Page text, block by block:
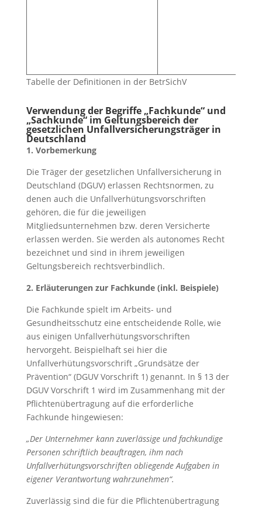
Tabelle der Definitionen in der BetrSichV
Verwendung der Begriffe „Fachkunde“ und
„Sachkunde“ im Geltungsbereich der
gesetzlichen Unfallversicherungsträger in
Deutschland
1. Vorbemerkung
Die Träger der gesetzlichen Unfallversicherung in
Deutschland (DGUV) erlassen Rechtsnormen, zu
denen auch die Unfallverhütungsvorschriften
gehören, die für die jeweiligen
Mitgliedsunternehmen bzw. deren Versicherte
erlassen werden. Sie werden als autonomes Recht
bezeichnet und sind in ihrem jeweiligen
Geltungsbereich rechtsverbindlich.
2. Erläuterungen zur Fachkunde (inkl. Beispiele)
Die Fachkunde spielt im Arbeits- und
Gesundheitsschutz eine entscheidende Rolle, wie
aus einigen Unfallverhütungsvorschriften
hervorgeht. Beispielhaft sei hier die
Unfallverhütungsvorschrift „Grundsätze der
Prävention“ (DGUV Vorschrift 1) genannt. In § 13 der
DGUV Vorschrift 1 wird im Zusammenhang mit der
Pflichtenübertragung auf die erforderliche
Fachkunde hingewiesen:
„Der Unternehmer kann zuverlässige und fachkundige
Personen schriftlich beauftragen, ihm nach
Unfallverhütungsvorschriften obliegende Aufgaben in
eigener Verantwortung wahrzunehmen“.
Zuverlässig sind die für die Pflichtenübertragung